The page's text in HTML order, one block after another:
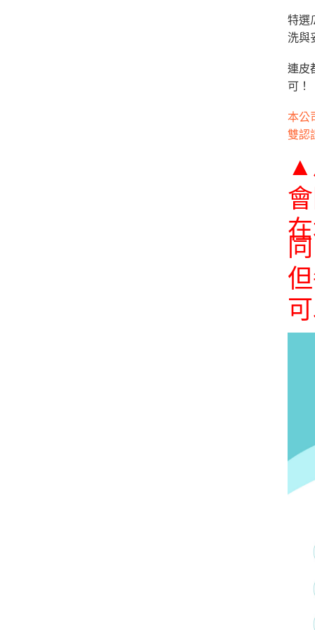
特選
洗與
連皮
可！
本公
雙認
▲